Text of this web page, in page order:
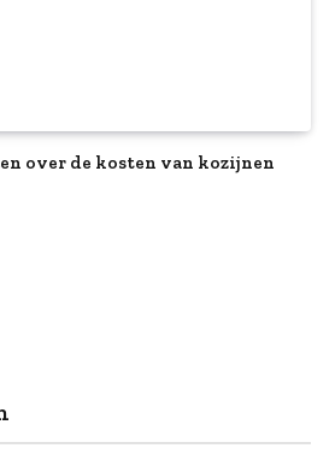
over de kosten van kozijnen